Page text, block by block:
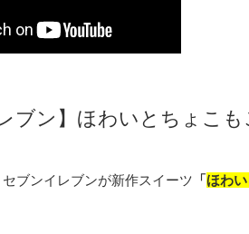
ブン】ほわいとちょこ
セブンイレブンが新作スイーツ 「ほわい